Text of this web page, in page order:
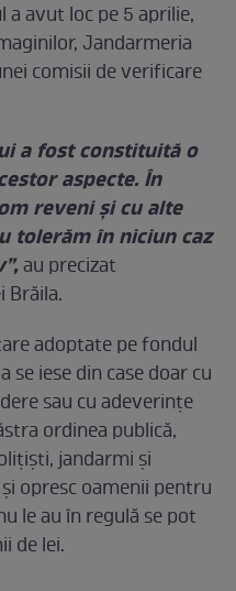
avut loc pe 5 aprilie,
Jandarmeria
comisii de verificare
a fost constituită o
aspecte. În
reveni şi cu alte
tolerăm în niciun caz
au precizat
Brăila.
adoptate pe fondul
se iese din case doar cu
sau cu adeverințe
ordinea publică,
jandarmi și
opresc oamenii pentru
le au în regulă se pot
de lei.